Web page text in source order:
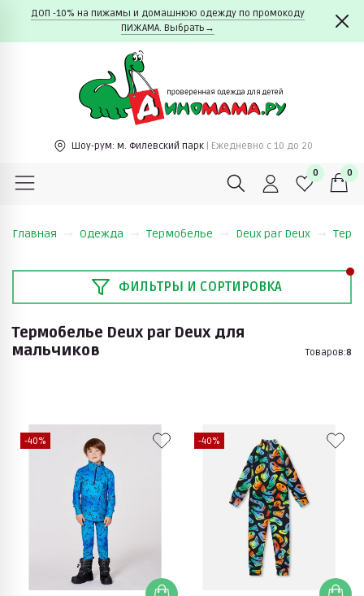
ДОП -10% на пижамы и домашнюю одежду по промокоду
ПИЖАМА. Выбрать→
Шоу-рум: м. Филевский парк | Ежедневно c 10 до 20
0 0
Главная Одежда Термобелье Deux par Deux
ФИЛЬТРЫ И СОРТИРОВКА
Термобелье Deux par Deux для
мальчиков
Товаров:8
-40% -40%